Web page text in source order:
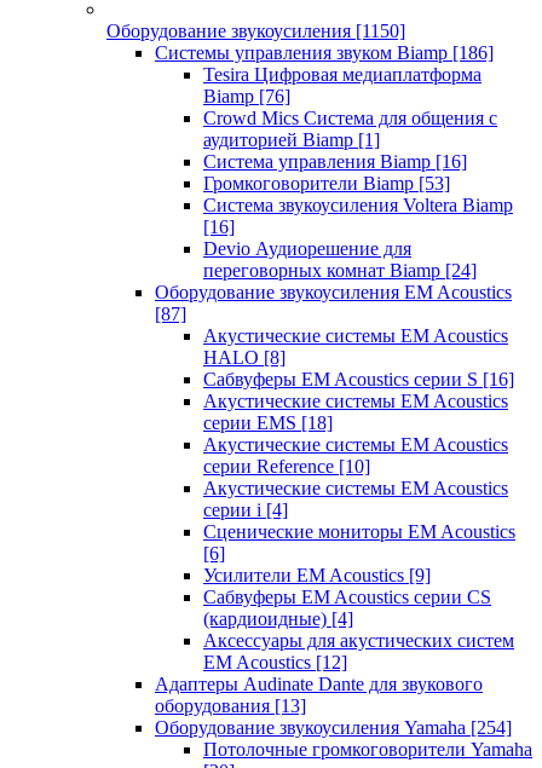
Оборудование звукоусиления [1150]
Системы управления звуком Biamp [186]
Tesira Цифровая медиаплатформа
Biamp [76]
Crowd Mics Система для общения с
аудиторией Biamp [1]
Система управления Biamp [16]
Громкоговорители Biamp [53]
Система звукоусиления Voltera Biamp
[16]
Devio Аудиорешение для
переговорных комнат Biamp [24]
Оборудование звукоусиления EM Acoustics
[87]
Акустические системы EM Acoustics
HALO [8]
Сабвуферы EM Acoustics серии S [16]
Акустические системы EM Acoustics
серии EMS [18]
Акустические системы EM Acoustics
серии Reference [10]
Акустические системы EM Acoustics
серии i [4]
Сценические мониторы EM Acoustics
[6]
Усилители EM Acoustics [9]
Сабвуферы EM Acoustics серии CS
(кардиоидные) [4]
Аксессуары для акустических систем
EM Acoustics [12]
Адаптеры Audinate Dante для звукового
оборудования [13]
Оборудование звукоусиления Yamaha [254]
Потолочные громкоговорители Yamaha